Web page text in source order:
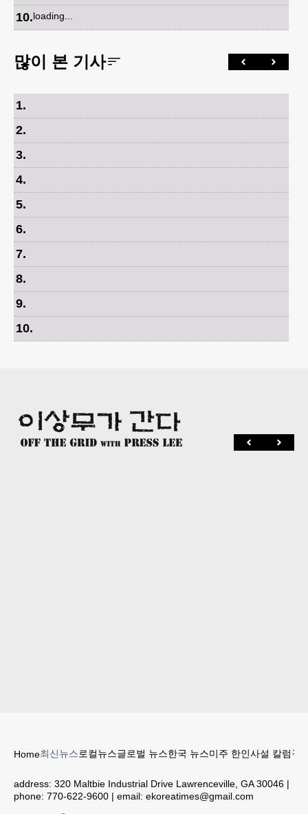
10.loading...
많이 본 기사
1.
2.
3.
4.
5.
6.
7.
8.
9.
10.
Home최신뉴스로컬뉴스글로벌 뉴스한국 뉴스미주 한인사설 칼럼구
address: 320 Maltbie Industrial Drive Lawrenceville, GA 30046 |
phone: 770-622-9600 | email: ekoreatimes@gmail.com